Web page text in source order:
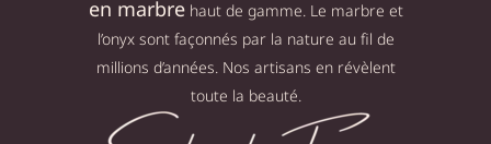
en marbrehaut de gamme. Le marbre et
l’onyx sont façonnés par la nature au fil de
millions d’années. Nos artisans en révèlent
toute la beauté.